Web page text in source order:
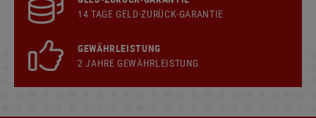
14 TAGE GELD-ZURÜCK-GARANTIE
GEWÄHRLEISTUNG
2 JAHRE GEWÄHRLEISTUNG